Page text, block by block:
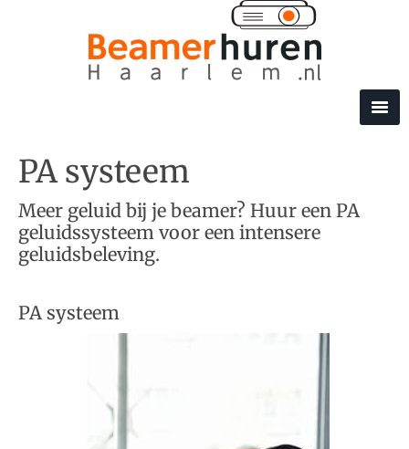
PA systeem
Meer geluid bij je beamer? Huur een PA
geluidssysteem voor een intensere
geluidsbeleving.
PA systeem